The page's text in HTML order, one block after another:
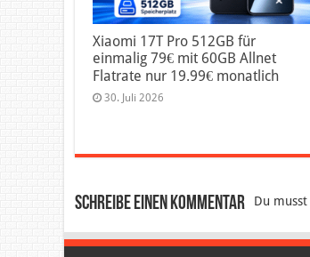
Xiaomi 17T Pro 512GB für
einmalig 79€ mit 60GB Allnet
Flatrate nur 19.99€ monatlich
30. Juli 2026
Schreibe einen Kommentar Du musst